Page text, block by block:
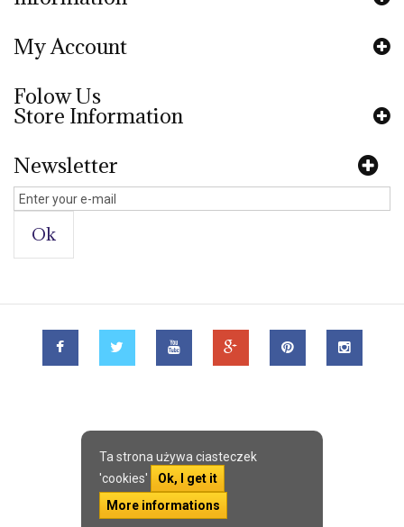
Ta strona używa ciasteczek
'cookies'
Ok, I get it
More informations
My Account
Folow Us
Store Information
Newsletter
Ok